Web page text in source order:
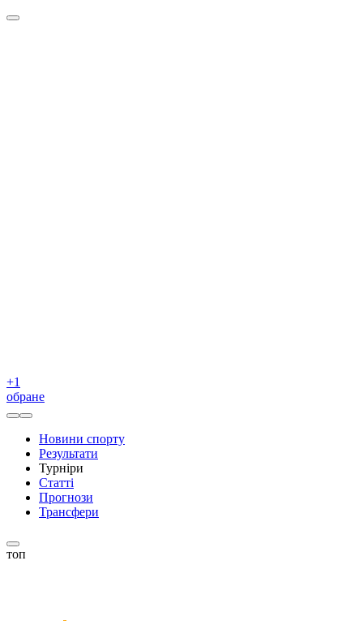
+1
обране
Новини спорту
Результати
Турніри
Статті
Прогнози
Трансфери
топ